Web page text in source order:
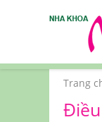
Trang